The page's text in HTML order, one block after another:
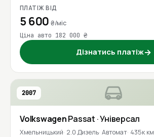
ПЛАТІЖ ВІД
5 600₴/міс
Ціна авто 182 000 ₴
Дізнатись платіж→
2007
VolkswagenPassat · Універсал
Хмельницький 2.0 Дизель Автомат 435к км